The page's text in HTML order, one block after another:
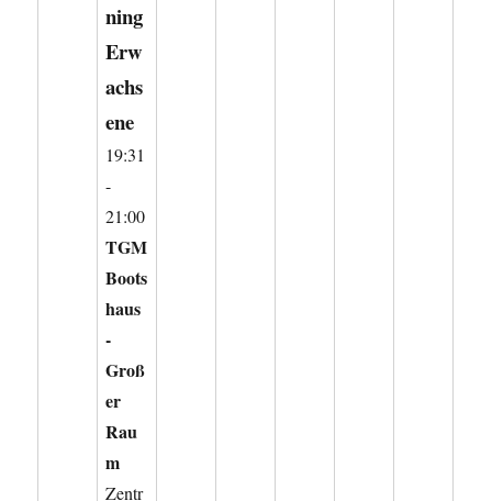
ning
Erw
achs
ene
19:31
-
21:00
TGM
Boots
haus
-
Groß
er
Rau
m
Zentr